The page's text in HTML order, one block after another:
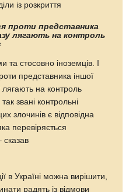
із розкриття
проти представника
лягають на контроль
та стосовно іноземців. І
представника іншої
лягають на контроль
звані контрольні
злочинів є відповідна
перевіряється
сказав
в Україні можна вирішити,
радять із відмови